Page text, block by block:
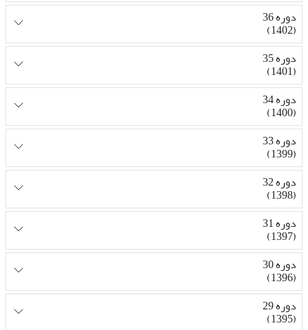
دوره 36
(1402)
دوره 35
(1401)
دوره 34
(1400)
دوره 33
(1399)
دوره 32
(1398)
دوره 31
(1397)
دوره 30
(1396)
دوره 29
(1395)